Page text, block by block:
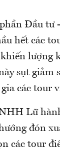
Đầu tư
hết các
lượng
sụt giảm
các tour
Lữ
đón
các tour